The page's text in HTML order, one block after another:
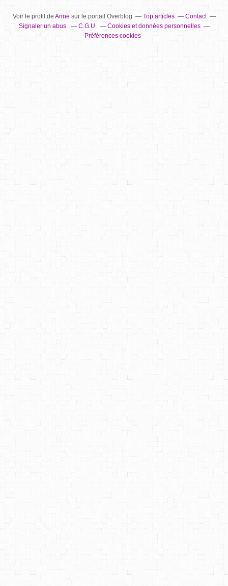
Voir le profil de Annesur le portail Overblog Top articles
Contact
Signaler un abus
C.G.U.
Cookies et données personnelles
Préférences cookies